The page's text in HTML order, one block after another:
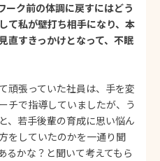
ーク前の体調に戻すにはどう
て私が壁打ち相手になり、本
直すきっかけとなって、不眠
頑張っていた社員は、手を変
チで指導していましたが、う
、若手後輩の育成に思い悩ん
をしていたのかを一通り聞
るかな？と聞いて考えてもら